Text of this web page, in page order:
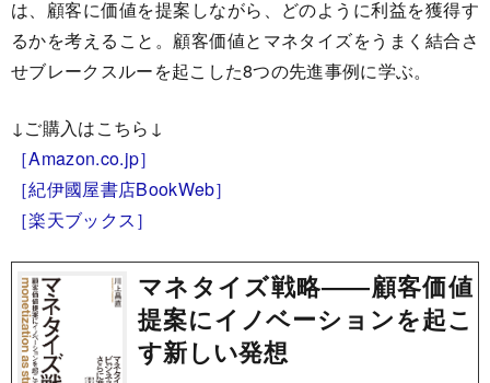
は、顧客に価値を提案しながら、どのように利益を獲得す
るかを考えること。顧客価値とマネタイズをうまく結合さ
せブレークスルーを起こした8つの先進事例に学ぶ。
↓ご購入はこちら↓
［Amazon.co.jp］
［紀伊國屋書店BookWeb］
［楽天ブックス］
マネタイズ戦略――顧客価値
提案にイノベーションを起こ
す新しい発想